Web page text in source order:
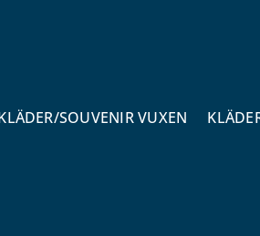
SOUVENIR VUXEN